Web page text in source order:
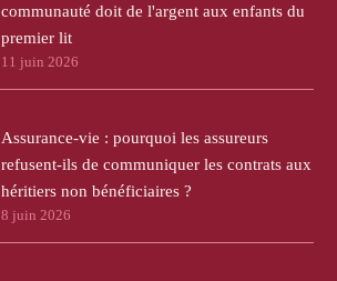
communauté doit de l'argent aux enfants du
premier lit
11 juin 2026
Assurance-vie : pourquoi les assureurs
refusent-ils de communiquer les contrats aux
héritiers non bénéficiaires ?
8 juin 2026